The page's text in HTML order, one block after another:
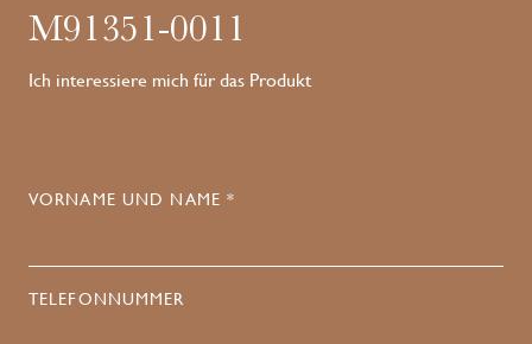
M91351-0011
Ich interessiere mich für das Produkt
VORNAME UND NAME *
TELEFONNUMMER